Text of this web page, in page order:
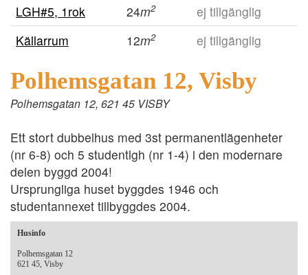
LGH#5, 1rok
24m2
ej tillgänglig
Källarrum
12m2 ej tillgänglig
Polhemsgatan 12, Visby
Polhemsgatan 12, 621 45 VISBY
Ett stort dubbelhus med 3st permanentlägenheter
(nr 6-8) och 5 studentlgh (nr 1-4) i den modernare
delen byggd 2004!
Ursprungliga huset byggdes 1946 och
studentannexet tillbyggdes 2004.
Husinfo
Polhemsgatan 12
621 45, Visby